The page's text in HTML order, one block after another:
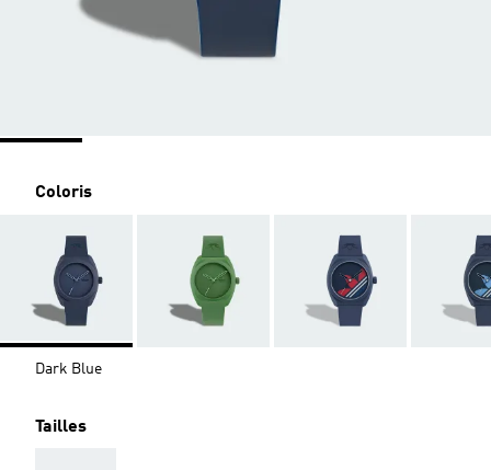
Coloris
Dark Blue
Tailles